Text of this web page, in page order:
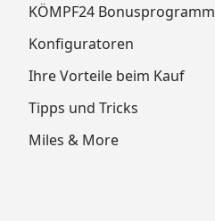
KÖMPF24 Bonusprogramm
Konfiguratoren
Ihre Vorteile beim Kauf
Tipps und Tricks
Miles & More